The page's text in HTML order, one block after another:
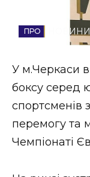
Стиль життя
Втрачений
У м.Черкаси
боксу серед
спортсменів
перемогу та
Чемпіонаті